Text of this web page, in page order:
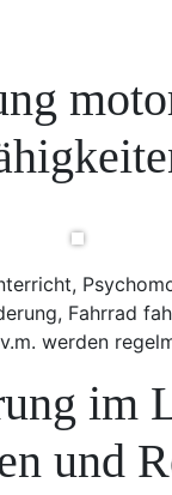
Fahrrad
werden
im
und